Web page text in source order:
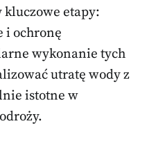
etapy:
i ochronę
wykonanie tych
utratę wody z
istotne w